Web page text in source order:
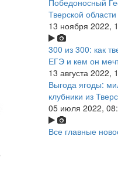
Победоносный
Тверской области
13 ноября 2022,
300 из 300: как
ЕГЭ и кем он
13 августа 2022,
Выгода ягоды:
клубники из
05 июля 2022,
Все главные